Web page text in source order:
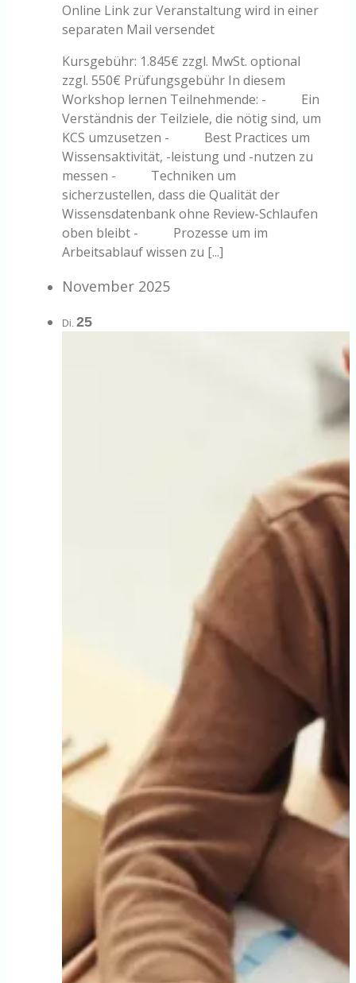
Online Link zur Veranstaltung wird in einer
separaten Mail versendet
Kursgebühr: 1.845€ zzgl. MwSt. optional
zzgl. 550€ Prüfungsgebühr In diesem
Workshop lernen Teilnehmende: - Ein
Verständnis der Teilziele, die nötig sind, um
KCS umzusetzen - Best Practices um
Wissensaktivität, -leistung und -nutzen zu
messen - Techniken um
sicherzustellen, dass die Qualität der
Wissensdatenbank ohne Review-Schlaufen
oben bleibt - Prozesse um im
Arbeitsablauf wissen zu [...]
November 2025
Di. 25